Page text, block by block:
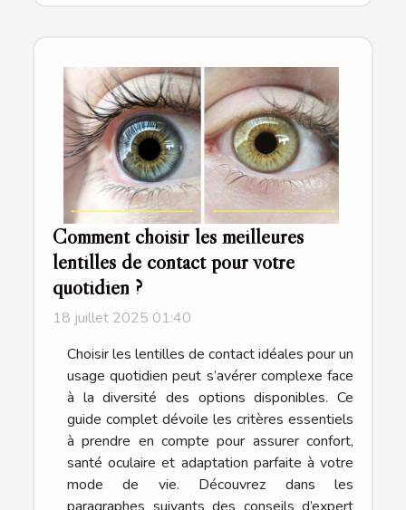
Comment choisir les meilleures
lentilles de contact pour votre
quotidien ?
18 juillet 2025 01:40
Choisir les lentilles de contact idéales pour un
usage quotidien peut s’avérer complexe face
à la diversité des options disponibles. Ce
guide complet dévoile les critères essentiels
à prendre en compte pour assurer confort,
santé oculaire et adaptation parfaite à votre
mode de vie. Découvrez dans les